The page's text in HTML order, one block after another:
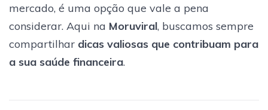
mercado, é uma opção que vale a pena
considerar. Aqui na Moruviral, buscamos sempre
compartilhar dicas valiosas que contribuam para
a sua saúde financeira.